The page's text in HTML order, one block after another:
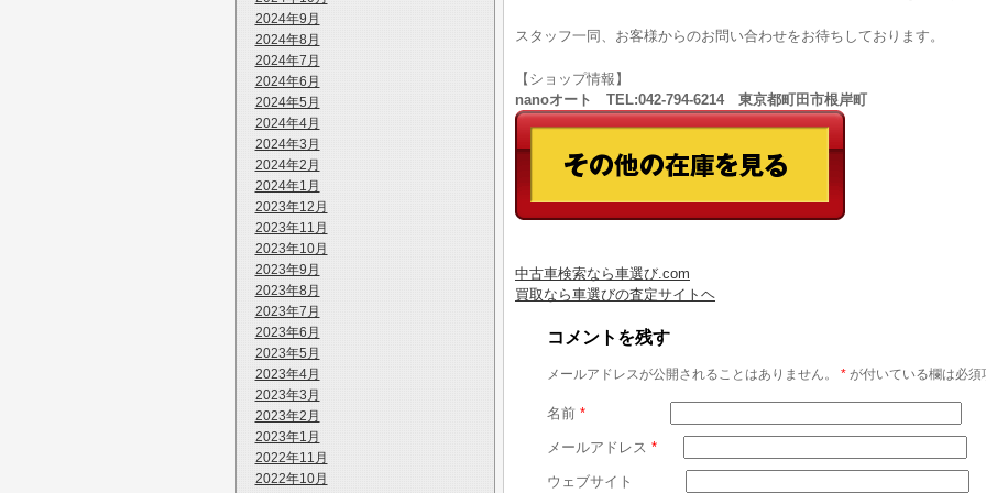
2024年9月
2024年8月
2024年7月
2024年6月
2024年5月
2024年4月
2024年3月
2024年2月
2024年1月
2023年12月
2023年11月
2023年10月
2023年9月
2023年8月
2023年7月
2023年6月
2023年5月
2023年4月
2023年3月
2023年2月
2023年1月
2022年11月
2022年10月
スタッフ一同、お客様からのお問い合わせをお待ちしております。
【ショップ情報】
nanoオート TEL:042-794-6214 東京都町田市根岸町
中古車検索なら車選び.com
買取なら車選びの査定サイトヘ
コメントを残す
メールアドレスが公開されることはありません。 * が付いている欄は必須
名前 *
メールアドレス *
ウェブサイト